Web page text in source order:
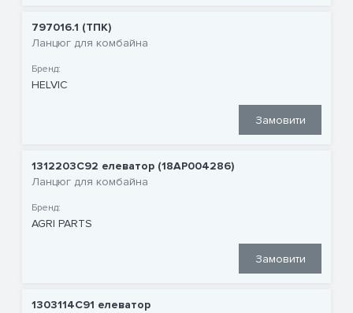
797016.1 (ТПК)
Ланцюг для комбайна
Бренд:
HELVIC
Замовити
1312203C92 елеватор (18AP004286)
Ланцюг для комбайна
Бренд:
AGRI PARTS
Замовити
1303114C91 елеватор